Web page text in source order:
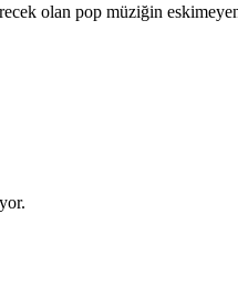
olan pop müziğin